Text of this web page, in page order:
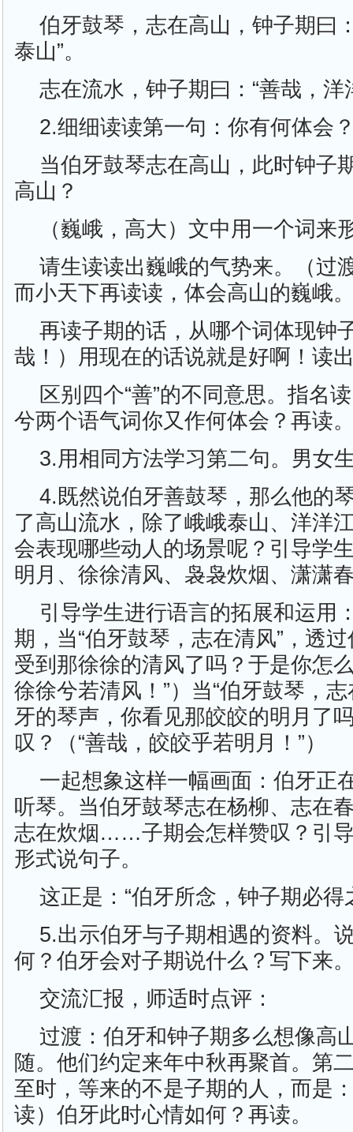
伯牙鼓琴，志在高山，钟子期曰
泰山”。
志在流水，钟子期曰：“善哉，洋
2.细细读读第一句：你有何体会
当伯牙鼓琴志在高山，此时钟子
高山？
（巍峨，高大）文中用一个词来
请生读读出巍峨的气势来。（过
而小天下再读读，体会高山的巍峨
再读子期的话，从哪个词体现钟
哉！）用现在的话说就是好啊！读
区别四个“善”的不同意思。指名
兮两个语气词你又作何体会？再读
3.用相同方法学习第二句。男女
4.既然说伯牙善鼓琴，那么他的
了高山流水，除了峨峨泰山、洋洋
会表现哪些动人的场景呢？引导学
明月、徐徐清风、袅袅炊烟、潇
引导学生进行语言的拓展和运用
期，当“伯牙鼓琴，志在清风”，透
受到那徐徐的清风了吗？于是你怎
徐徐兮若清风！”）当“伯牙鼓琴，
牙的琴声，你看见那皎皎的明月了
叹？（“善哉，皎皎乎若明月！”）
一起想象这样一幅画面：伯牙正
听琴。当伯牙鼓琴志在杨柳、志在
志在炊烟……子期会怎样赞叹？引
形式说句子。
这正是：“伯牙所念，钟子期必得
5.出示伯牙与子期相遇的资料。
何？伯牙会对子期说什么？写下来
交流汇报，师适时点评：
过渡：伯牙和钟子期多么想像高
随。他们约定来年中秋再聚首。第
至时，等来的不是子期的人，而是
读）伯牙此时心情如何？再读。